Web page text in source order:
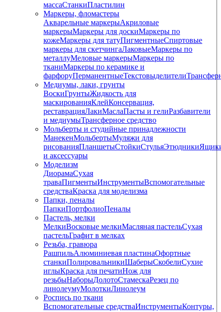
массаСтанкиПластилин
Маркеры, фломастеры
Акварельные маркерыАкриловые
маркерыМаркеры для доскиМаркеры по
кожеМаркеры для татуПигментныеCпиртовые
маркеры для скетчингаЛаковыеМаркеры по
металлуМеловые маркерыМаркеры по
тканиМаркеры по керамике и
фарфоруПерманентныеТекстовыделители
Медиумы, лаки, грунты
ВоскиГрунтыЖидкость для
маскированияКлейКонсервация,
реставрацияЛакиМаслаПасты и гелиРазбавители
и медиумыТрансферное средство
Мольберты и студийные принадлежности
МанекенМольбертыМуляжи для
рисованияПланшетыСтойкиСтульяЭтюдники
и аксессуары
Моделизм
ДиорамаСухая
траваПигментыИнструментыВспомогательные
средстваКраска для моделизма
Папки, пеналы
ПапкиПортфолиоПеналы
Пастель, мелки
МелкиВосковые мелкиМасляная пастельСухая
пастельГрафит в мелках
Резьба, гравюра
РашпильАлюминиевая пластинаОфортные
станкиПолировальникиШаберыСкобелиСухие
иглыКраска для печатиНож для
резьбыНаборыДолотоСтамескаРезец по
линолеумуМолоткиЛинолеум
Роспись по ткани
Вспомогательные средстваИнструментыКонтуры,